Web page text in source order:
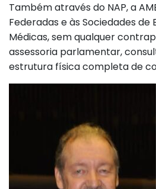
Também através do NAP, a
Federadas e às Sociedades de
Médicas, sem qualquer
assessoria parlamentar,
estrutura física completa de